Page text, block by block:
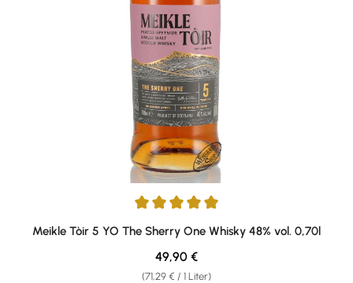
Durchschnittliche Bewertung von 5 von 5 Sternen
Meikle Tòir 5 YO The Sherry One Whisky 48% vol. 0,70l
(71,29 € / 1 Liter)
Regulärer Preis:
49,90 €